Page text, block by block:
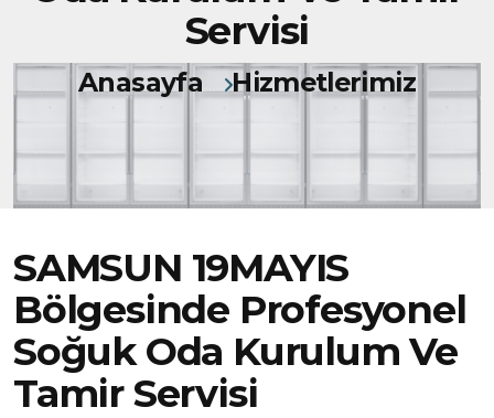
Servisi
Anasayfa Hizmetlerimiz
SAMSUN 19MAYIS
Bölgesinde Profesyonel
Soğuk Oda Kurulum Ve
Tamir Servisi